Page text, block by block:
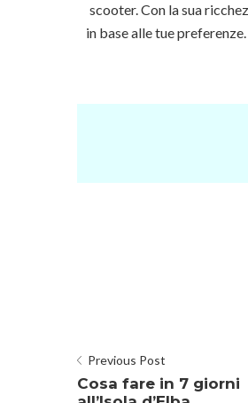
scooter.Con la sua
in base alle tue
Previous Post
Cosa fare in 7 giorni